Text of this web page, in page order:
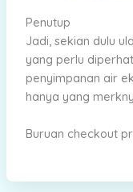
Penutup
Jadi, sekian dulu
yang perlu
penyimpanan air
hanya yang
Buruan checkout